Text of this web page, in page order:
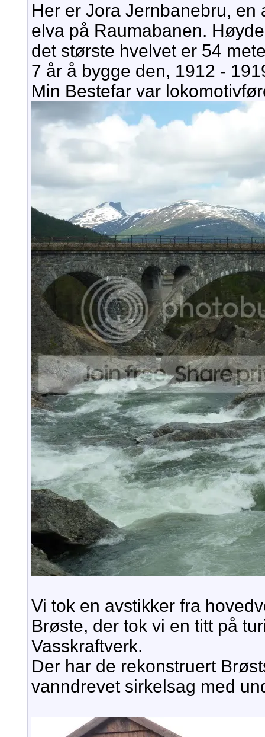
Her er Jora Jernbanebru,
elva på Raumabanen.
det største hvelvet er 54
7 år å bygge den, 1912 -
Min Bestefar var
Vi tok en avstikker fra
Brøste, der tok vi en titt på
Vasskraftverk.
Der har de rekonstruert
vanndrevet sirkelsag med